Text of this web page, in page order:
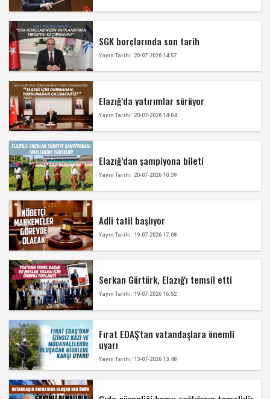
SGK borçlarında son tarih
Yayın Tarihi: 20-07-2026 14:57
Elazığ’da yatırımlar sürüyor
Yayın Tarihi: 20-07-2026 14:04
Elazığ’dan şampiyona bileti
Yayın Tarihi: 20-07-2026 10:39
Adli tatil başlıyor
Yayın Tarihi: 19-07-2026 17:08
Serkan Gürtürk, Elazığ'ı temsil etti
Yayın Tarihi: 19-07-2026 16:52
Fırat EDAŞ'tan vatandaşlara önemli
uyarı
Yayın Tarihi: 13-07-2026 13:48